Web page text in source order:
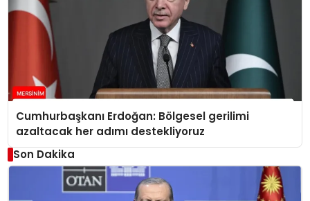
Cumhurbaşkanı Erdoğan: Bölgesel gerilimi
azaltacak her adımı destekliyoruz
Son Dakika